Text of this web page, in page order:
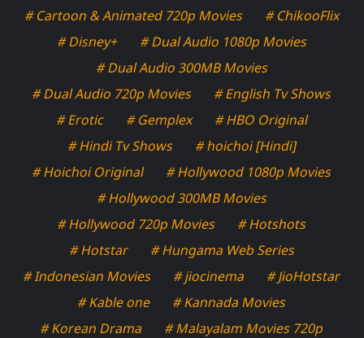
# Cartoon & Animated 720p Movies
# ChikooFlix
# Disney+
# Dual Audio 1080p Movies
# Dual Audio 300MB Movies
# Dual Audio 720p Movies
# English Tv Shows
# Erotic
# Gemplex
# HBO Original
# Hindi Tv Shows
# hoichoi [Hindi]
# Hoichoi Original
# Hollywood 1080p Movies
# Hollywood 300MB Movies
# Hollywood 720p Movies
# Hotshots
# Hotstar
# Hungama Web Series
# Indonesian Movies
# jiocinema
# JioHotstar
# Kable one
# Kannada Movies
# Korean Drama
# Malayalam Movies 720p